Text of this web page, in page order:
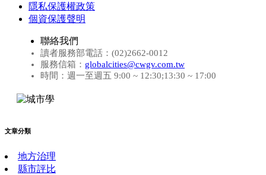
隱私保護權政策
個資保護聲明
聯絡我們
讀者服務部電話：(02)2662-0012
服務信箱： globalcities@cwgv.com.tw
時間：週一至週五 9:00 ~ 12:30;13:30 ~ 17:00
文章分類
地方治理
縣市評比